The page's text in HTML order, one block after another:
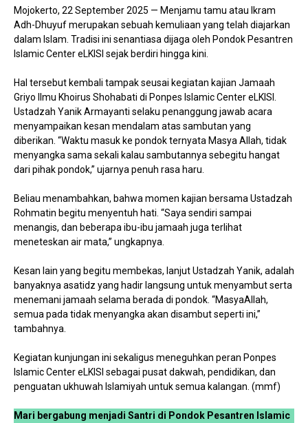
Mojokerto, 22 September 2025 — Menjamu tamu atau Ikram
Adh-Dhuyuf merupakan sebuah kemuliaan yang telah diajarkan
dalam Islam. Tradisi ini senantiasa dijaga oleh Pondok Pesantren
Islamic Center eLKISI sejak berdiri hingga kini.
‎Hal tersebut kembali tampak seusai kegiatan kajian Jamaah
Griyo Ilmu Khoirus Shohabati di Ponpes Islamic Center eLKISI.
Ustadzah Yanik Armayanti selaku penanggung jawab acara
menyampaikan kesan mendalam atas sambutan yang
diberikan. “Waktu masuk ke pondok ternyata Masya Allah, tidak
menyangka sama sekali kalau sambutannya sebegitu hangat
dari pihak pondok,” ujarnya penuh rasa haru.
‎Beliau menambahkan, bahwa momen kajian bersama Ustadzah
Rohmatin begitu menyentuh hati. “Saya sendiri sampai
menangis, dan beberapa ibu-ibu jamaah juga terlihat
meneteskan air mata,” ungkapnya.
‎Kesan lain yang begitu membekas, lanjut Ustadzah Yanik, adalah
banyaknya asatidz yang hadir langsung untuk menyambut serta
menemani jamaah selama berada di pondok. “MasyaAllah,
semua pada tidak menyangka akan disambut seperti ini,”
tambahnya.
‎Kegiatan kunjungan ini sekaligus meneguhkan peran Ponpes
Islamic Center eLKISI sebagai pusat dakwah, pendidikan, dan
penguatan ukhuwah Islamiyah untuk semua kalangan. (mmf)
Mari bergabung menjadi Santri di Pondok Pesantren Islamic